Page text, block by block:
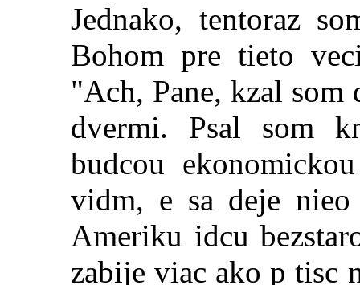
Jednako, tentoraz
Bohom pre tieto
"Ach, Pane, kzal som
dvermi. Psal som
budcou
vidm, e sa deje
Ameriku idcu
zabije viac ako p tisc